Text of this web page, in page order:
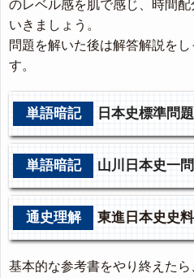
のレベル感を肌で感じ、時間
いきましょう。
問題を解いた後は解答解説を
す。
単語暗記 日本史標準問
単語暗記 山川日本史一
通史理解 東進日本史史
基本的な参考書をやり終えた